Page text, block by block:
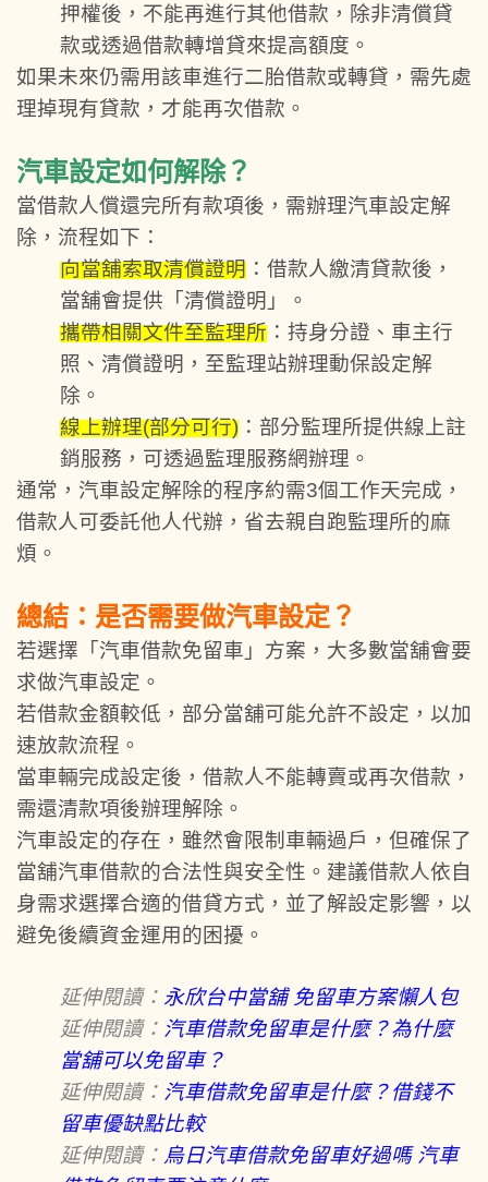
押權後，不能再進行其他借款，除非清償貸
款或透過借款轉增貸來提高額度。
如果未來仍需用該車進行二胎借款或轉貸，需先處
理掉現有貸款，才能再次借款。
汽車設定如何解除？
當借款人償還完所有款項後，需辦理汽車設定解
除，流程如下：
向當舖索取清償證明 ：借款人繳清貸款後，
當舖會提供「清償證明」。
攜帶相關文件至監理所 ：持身分證、車主行
照、清償證明，至監理站辦理動保設定解
除。
線上辦理(部分可行) ：部分監理所提供線上註
銷服務，可透過監理服務網辦理。
通常，汽車設定解除的程序約需3個工作天完成，
借款人可委託他人代辦，省去親自跑監理所的麻
煩。
總結：是否需要做汽車設定？
若選擇「汽車借款免留車」方案，大多數當舖會要
求做汽車設定。
若借款金額較低，部分當舖可能允許不設定，以加
速放款流程。
當車輛完成設定後，借款人不能轉賣或再次借款，
需還清款項後辦理解除。
汽車設定的存在，雖然會限制車輛過戶，但確保了
當舖汽車借款的合法性與安全性。建議借款人依自
身需求選擇合適的借貸方式，並了解設定影響，以
避免後續資金運用的困擾。
延伸閱讀： 永欣台中當舖 免留車方案懶人包
延伸閱讀： 汽車借款免留車是什麼？為什麼
當舖可以免留車？
延伸閱讀： 汽車借款免留車是什麼？借錢不
留車優缺點比較
延伸閱讀： 烏日汽車借款免留車好過嗎 汽車